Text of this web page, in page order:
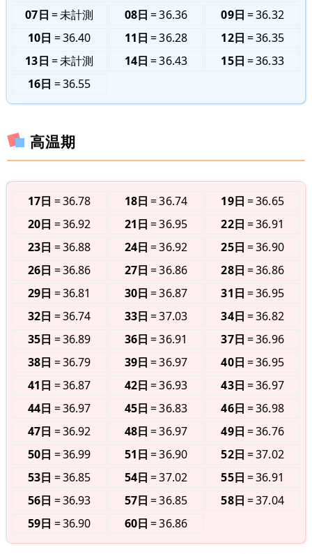
07日
未計測 08日 36.36 09日
36.32
10日
36.40 11日 36.28 12日
36.35
13日
未計測 14日 36.43 15日
36.33
16日
36.55
高温期
17日 36.78 18日 36.74 19日
36.65
20日
36.92 21日 36.95 22日
36.91
23日
36.88 24日 36.92 25日
36.90
26日
36.86 27日 36.86 28日
36.86
29日
36.81 30日 36.87 31日
36.95
32日
36.74 33日 37.03 34日
36.82
35日
36.89 36日 36.91 37日
36.96
38日
36.79 39日 36.97 40日
36.95
41日
36.87 42日 36.93 43日
36.97
44日
36.97 45日 36.83 46日
36.98
47日
36.92 48日 36.97 49日
36.76
50日
36.99 51日 36.90 52日
37.02
53日
36.85 54日 37.02 55日
36.91
56日
36.93 57日 36.85 58日
37.04
59日
36.90 60日 36.86